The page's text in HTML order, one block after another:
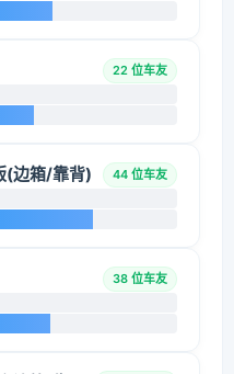
22 位车友
(边箱/靠背) 44 位车友
38 位车友